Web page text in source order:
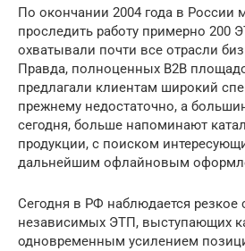
По окончании 2004 года в России
проследить работу примерно 200
охватывали почти все отрасли
Правда, полноценных В2В
предлагали клиентам широкий
прежнему недостаточно, а
сегодня, больше напоминают
продукции, с поиском
дальнейшим офлайновым
Сегодня в РФ наблюдается резкое
независимых ЭТП, выступающих
одновременным усилением